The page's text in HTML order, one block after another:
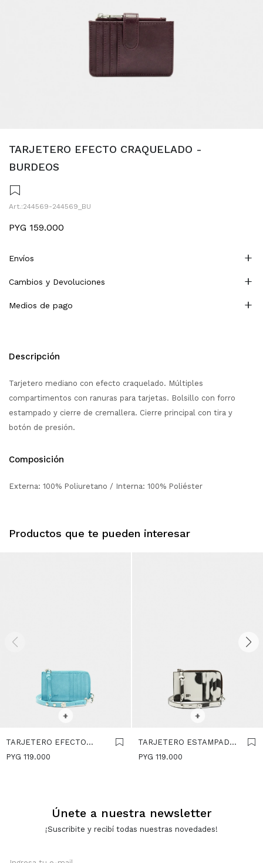
TARJETERO EFECTO CRAQUELADO -
BURDEOS
244569-244569_BU
PYG 159.000
Envíos
Cambios y Devoluciones
Medios de pago
Descripción
Tarjetero mediano con efecto craquelado. Múltiples
compartimentos con ranuras para tarjetas. Bolsillo con forro
estampado y cierre de cremallera. Cierre principal con tira y
botón de presión.
Composición
Externa: 100% Poliuretano / Interna: 100% Poliéster
Productos que te pueden interesar
SELECCIONAR TALLE
+
TARJETERO EFECTO
CRAQUELADO - AZUL
PYG 119.000
SELECCIONAR TALLE
+
TARJETERO ESTAMPADO
FLORAL - MULTICOLOR
PYG 119.000
Únete a nuestra newsletter
¡Suscribite y recibí todas nuestras novedades!